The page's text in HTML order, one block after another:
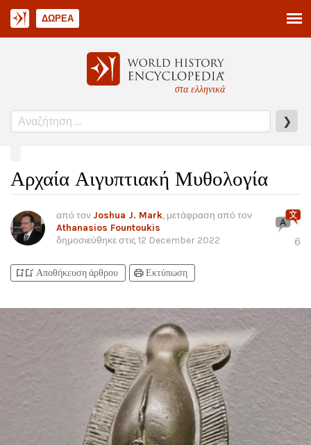
στα ελληνικά
❯
ΔΩΡΕΆ
Αρχαία Αιγυπτιακή Μυθολογία
από τον Joshua J. Mark, μετάφραση από τον
Athanasios Fountoukis
δημοσιεύθηκε στις 12 December 2022 6
bookmark_addbookmark_added Αποθήκευση άρθρου printΕκτύπωση